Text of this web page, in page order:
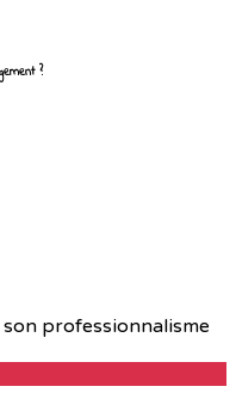
?
professionnalisme